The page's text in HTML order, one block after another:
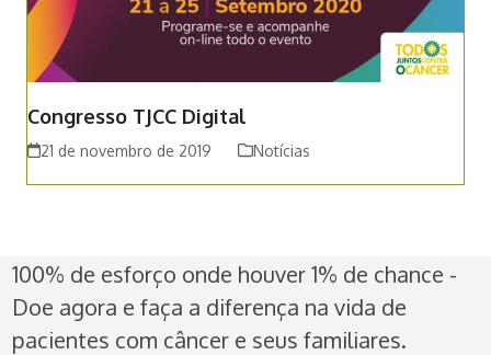
Congresso TJCC Digital
21 de novembro de 2019 Notícias
100% de esforço onde houver 1% de chance -
Doe agora e faça a diferença na vida de
pacientes com câncer e seus familiares.